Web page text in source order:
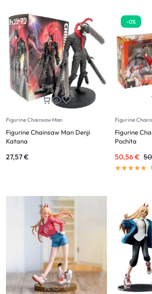
Figurine Chainsaw Man
Figurine Chainsaw Man Denji
Katana
27,57€
-0%
Figurine
Figurine
Pochita
50,56€
(